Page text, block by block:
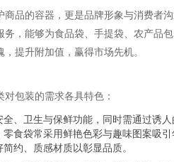
品的容器，更是品牌形象与消费者
，能够为食品袋、手提袋、农产品包
提升附加值，赢得市场先机。
包装的需求各具特色：
全、卫生与保鲜功能，同时需通过诱人
食袋常采用鲜艳色彩与趣味图案吸引
约、质感材质以彰显品质。